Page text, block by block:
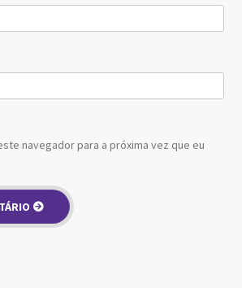
navegador para a próxima vez que eu